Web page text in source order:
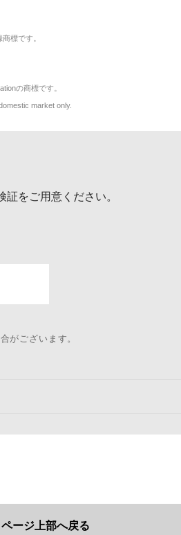
標です。
の商標です。
market only.
をご用意ください。
がございます。
ページ上部へ戻る